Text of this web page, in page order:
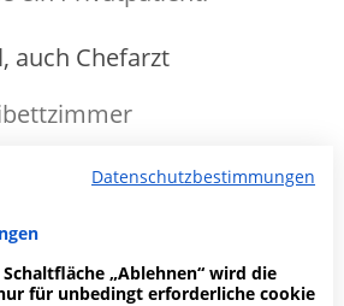
auch Chefarzt
Datenschutzbestimmungen
„Ablehnen“ wird die
für unbedingt erforderliche cookie